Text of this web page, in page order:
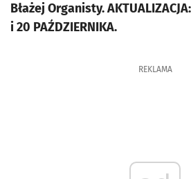
Błażej Organisty.
i 20 PAŹDZIERNIKA.
REKLAMA